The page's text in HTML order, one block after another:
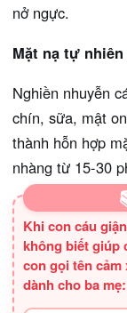
nở ngực.
Mặt nạ tự
Nghiền nhuyễn
chín, sữa, mật
thành hỗn hợp
nhàng từ 15-30
Khi con cáu
không biết giúp
con gọi tên cảm
dành cho ba mẹ: